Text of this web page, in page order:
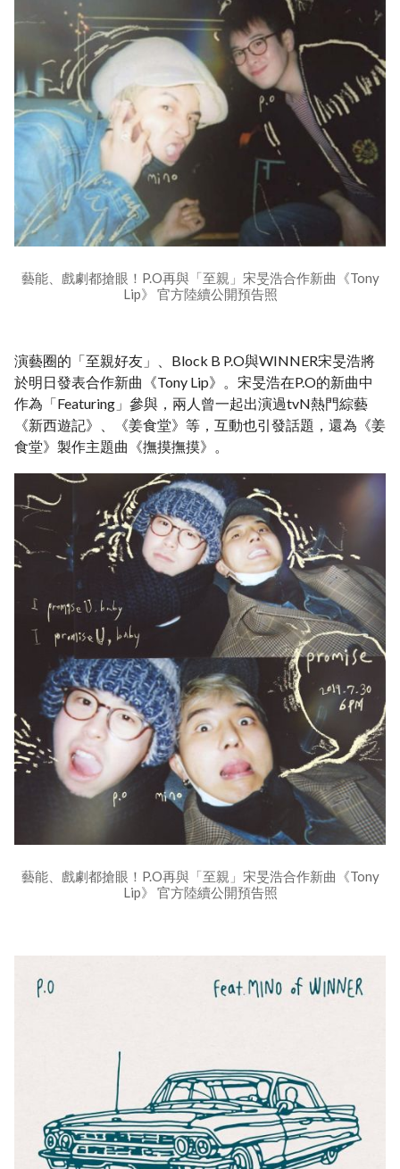
藝能、戲劇都搶眼！P.O再與「至親」宋旻浩合作新曲《Tony
Lip》 官方陸續公開預告照
演藝圈的「至親好友」、Block B P.O與WINNER宋旻浩將
於明日發表合作新曲《Tony Lip》。宋旻浩在P.O的新曲中
作為「Featuring」參與，兩人曾一起出演過tvN熱門綜藝
《新西遊記》、《姜食堂》等，互動也引發話題，還為《姜
食堂》製作主題曲《撫摸撫摸》。
藝能、戲劇都搶眼！P.O再與「至親」宋旻浩合作新曲《Tony
Lip》 官方陸續公開預告照